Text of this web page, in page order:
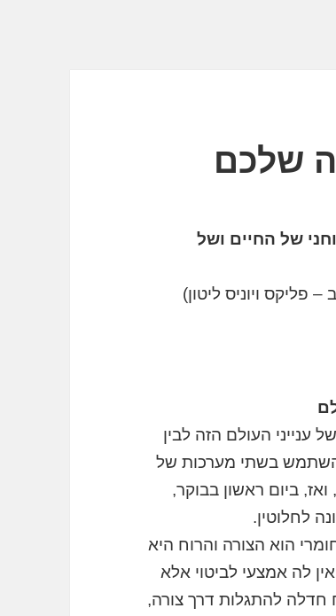
שלכם
של החיים ושל
ויוניס ליטון)
ענייני העולם הזה לבין
להשתמש בשתי מערכות של
ביום ראשון בבוקר,
לחלוטין.
הוא הצורה והרוח היא
לה אמצעי לביטוי אלא
חדלה להתגלות דרך צורה,